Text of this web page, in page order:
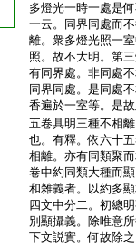
多燈光一時一處是
一云。同界同處而
離。衆多燈光照一
照。故不大明。第
有同界處。非同處
同界同處。是同處
香遍於一室等。是
五卷具明三種不相
也。有釋。依六十
相離。亦有同類聚
卷中約同類大種而
和雜義者。以約多
四文中分二。初總
別顯攝義。除唯意
下文説實。何故除